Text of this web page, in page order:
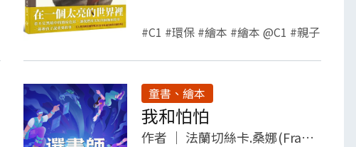
#C1 #環保 #繪本 #繪本 @C1 #親子
童書、繪本
我和怕怕
作者 ｜ 法蘭切絲卡.桑娜(Francesca Sanna)著 ; 黃筱茵譯